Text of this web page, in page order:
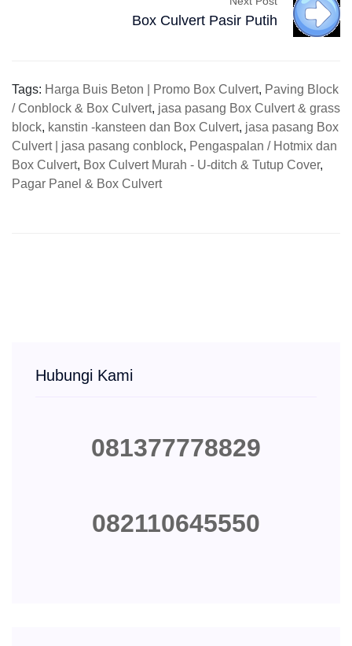
Box Culvert Pasir Putih
Tags: Harga Buis Beton | Promo Box Culvert, Paving Block
/ Conblock & Box Culvert, jasa pasang Box Culvert & grass
block, kanstin -kansteen dan Box Culvert, jasa pasang Box
Culvert | jasa pasang conblock, Pengaspalan / Hotmix dan
Box Culvert, Box Culvert Murah - U-ditch & Tutup Cover,
Pagar Panel & Box Culvert
Hubungi Kami
081377778829
082110645550